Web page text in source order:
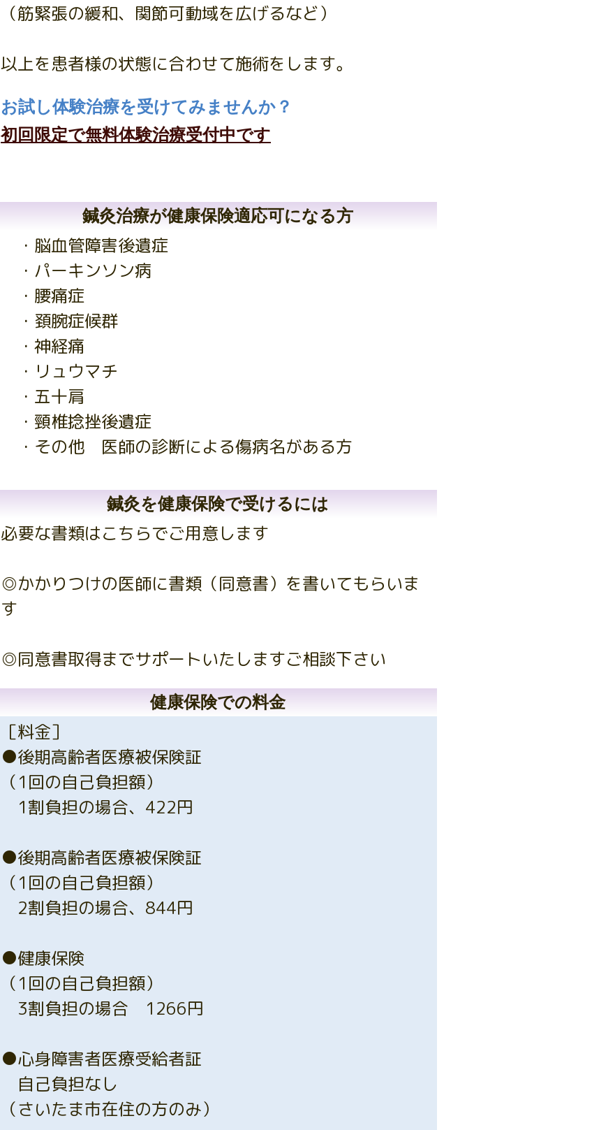
（筋緊張の緩和、関節可動域を広げるなど）
以上を患者様の状態に合わせて施術をします。
お試し体験治療を受けてみませんか？
初回限定で無料体験治療受付中です
鍼灸治療が健康保険適応可になる方
・脳血管障害後遺症
・パーキンソン病
・腰痛症
・頚腕症候群
・神経痛
・リュウマチ
・五十肩
・頸椎捻挫後遺症
・その他 医師の診断による傷病名がある方
鍼灸を健康保険で受けるには
必要な書類はこちらでご用意します
◎かかりつけの医師に書類（同意書）を書いてもらいま
す
◎同意書取得までサポートいたしますご相談下さい
健康保険での料金
［料金］
●後期高齢者医療被保険証
（1回の自己負担額）
1割負担の場合、422円
●後期高齢者医療被保険証
（1回の自己負担額）
2割負担の場合、844円
●健康保険
（1回の自己負担額）
3割負担の場合 1266円
●心身障害者医療受給者証
自己負担なし
（さいたま市在住の方のみ）